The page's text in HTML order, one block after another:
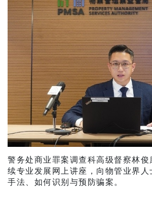
警务处商业罪案调查科高级督察林
续专业发展网上讲座，向物管业界人
手法、如何识别与预防骗案。